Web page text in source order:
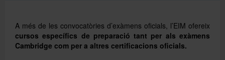
A més de les convocatòries d’exàmens oficials, l’EIM ofereix
cursos específics de preparació tant per als exàmens
Cambridge com per a altres certificacions oficials.